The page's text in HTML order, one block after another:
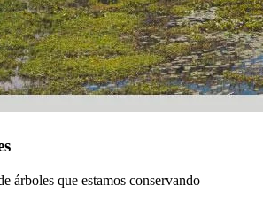
árboles que estamos conservando